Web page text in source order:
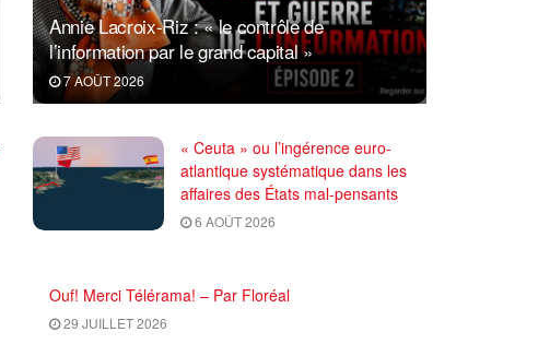
Annie Lacroix-Riz : « le contrôle de
l’information par le grand capital »
7 AOÛT 2026
« Ceuta » ou l’ingérence euro-
atlantique systématique dans les
affaires des États mal-pensants
6 AOÛT 2026
Ouf! Merci Télérama! – Par Floréal
29 JUILLET 2026